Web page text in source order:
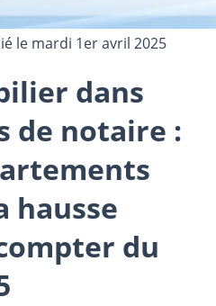
le mardi 1er avril 2025
dans
de notaire :
hausse
du